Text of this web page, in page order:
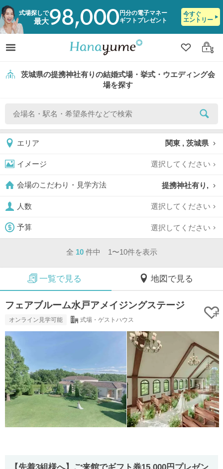
式場探しで
最大98,000 円分の電子マネー
ギフトプレゼント
今すぐ
エントリー
クリップ
ログ
茨城県の提携神社有りの結婚式場・挙式・ウエディング会
場を探す
エリア 関東 , 茨城県
イメージ 選択してください
会場のこだわり・見学方法 提携神社有り,
人数 選択してください
予算 選択してください
全 10 件中 1〜10件を表示
一覧で見る 地図で見る
フェアブルーム水戸アメイジングステージ
オンライン見学可能 式場・ゲストハウス